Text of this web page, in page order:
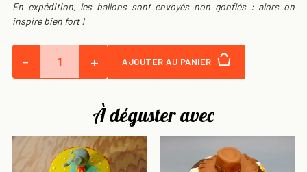
En expédition, les ballons sont envoyés non gonflés : alors on
inspire bien fort !
- + AJOUTER AU PANIER
À déguster avec